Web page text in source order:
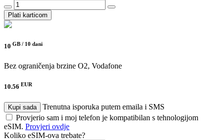
Plati karticom
10 GB / 10 dani
Bez ograničenja brzine O2, Vodafone
10.56 EUR
Kupi sada
Trenutna isporuka putem emaila i SMS
Provjerio sam i moj telefon je kompatibilan s tehnologijom
eSIM. Provjeri ovdje
Koliko eSIM-ova trebate?